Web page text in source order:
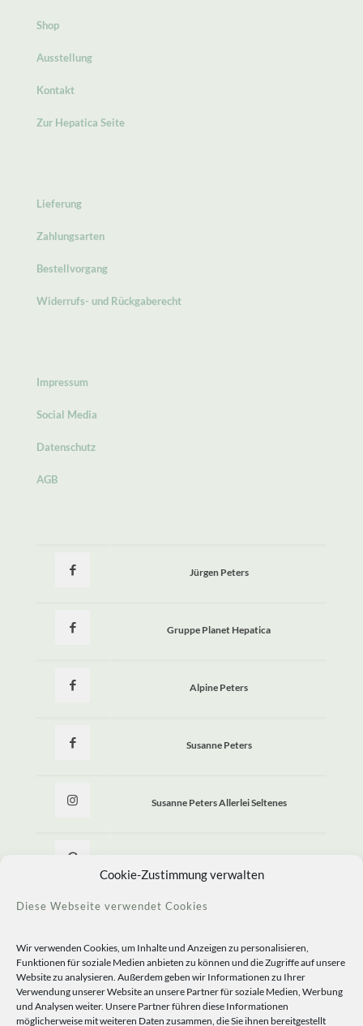
Cookie-Zustimmung verwalten
Diese Webseite verwendet Cookies
Wir verwenden Cookies, um Inhalte und Anzeigen zu personalisieren,
Funktionen für soziale Medien anbieten zu können und die Zugriffe auf unsere
Website zu analysieren. Außerdem geben wir Informationen zu Ihrer
Verwendung unserer Website an unsere Partner für soziale Medien, Werbung
und Analysen weiter. Unsere Partner führen diese Informationen
möglicherweise mit weiteren Daten zusammen, die Sie ihnen bereitgestellt
Shop
Ausstellung
Kontakt
Zur Hepatica Seite
Lieferung
Zahlungsarten
Bestellvorgang
Widerrufs- und Rückgaberecht
Impressum
Social Media
Datenschutz
AGB
Jürgen Peters
Gruppe Planet Hepatica
Alpine Peters
Susanne Peters
Susanne Peters Allerlei Seltenes